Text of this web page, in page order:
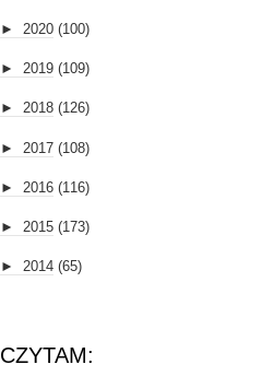
► 2020 (100)
► 2019 (109)
► 2018 (126)
► 2017 (108)
► 2016 (116)
► 2015 (173)
► 2014 (65)
CZYTAM: